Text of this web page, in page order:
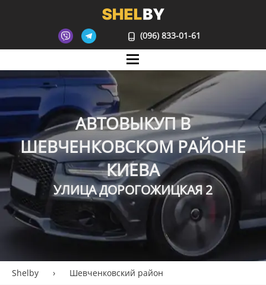
(096) 833-01-61
Mane
АВТОВЫКУП В
ШЕВЧЕНКОВСКОМ РАЙОНЕ
КИЕВА
УЛИЦА ДОРОГОЖИЦКАЯ 2
Shelby › Шевченковский район